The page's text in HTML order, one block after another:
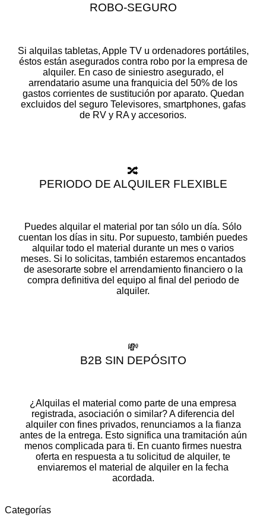
ROBO-SEGURO
Si alquilas tabletas, Apple TV u ordenadores portátiles,
éstos están asegurados contra robo por la empresa de
alquiler. En caso de siniestro asegurado, el
arrendatario asume una franquicia del 50% de los
gastos corrientes de sustitución por aparato. Quedan
excluidos del seguro Televisores, smartphones, gafas
de RV y RA y accesorios.
🔀
PERIODO DE ALQUILER FLEXIBLE
Puedes alquilar el material por tan sólo un día. Sólo
cuentan los días in situ. Por supuesto, también puedes
alquilar todo el material durante un mes o varios
meses. Si lo solicitas, también estaremos encantados
de asesorarte sobre el arrendamiento financiero o la
compra definitiva del equipo al final del periodo de
alquiler.
💸
B2B SIN DEPÓSITO
¿Alquilas el material como parte de una empresa
registrada, asociación o similar? A diferencia del
alquiler con fines privados, renunciamos a la fianza
antes de la entrega. Esto significa una tramitación aún
menos complicada para ti. En cuanto firmes nuestra
oferta en respuesta a tu solicitud de alquiler, te
enviaremos el material de alquiler en la fecha
acordada.
Categorías